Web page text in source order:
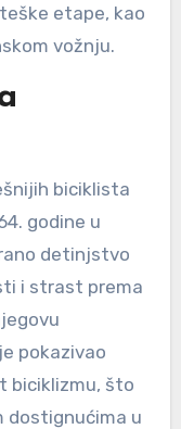
etape, kao
vožnju.
biciklista
godine u
detinjstvo
i strast prema
pokazivao
biciklizmu, što
dostignućima u